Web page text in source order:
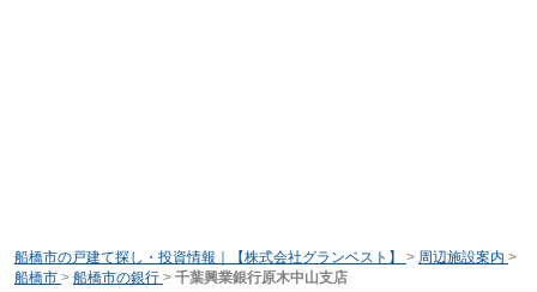
船橋市の戸建て探し・投資情報｜【株式会社グランベスト】 > 周辺施設案内 >
船橋市 > 船橋市の銀行 > 千葉興業銀行原木中山支店